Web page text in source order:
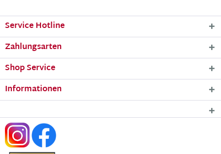
Service Hotline
Zahlungsarten
Shop Service
Informationen